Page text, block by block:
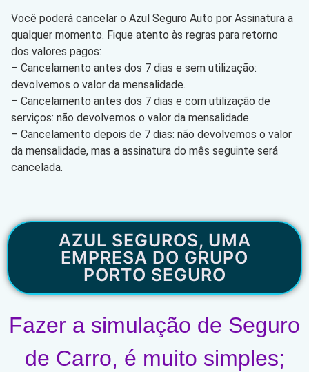
Você poderá cancelar o Azul Seguro Auto por Assinatura a
qualquer momento. Fique atento às regras para retorno
dos valores pagos:
– Cancelamento antes dos 7 dias e sem utilização:
devolvemos o valor da mensalidade.
– Cancelamento antes dos 7 dias e com utilização de
serviços: não devolvemos o valor da mensalidade.
– Cancelamento depois de 7 dias: não devolvemos o valor
da mensalidade, mas a assinatura do mês seguinte será
cancelada.
AZUL SEGUROS, UMA
EMPRESA DO GRUPO
PORTO SEGURO
Fazer a simulação de Seguro
de Carro, é muito simples;